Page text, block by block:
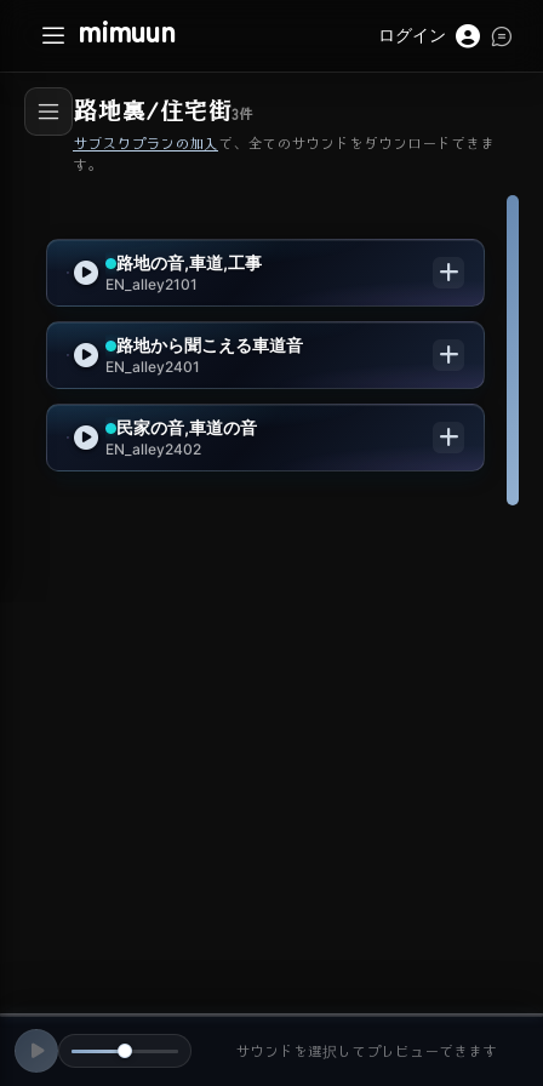
路地裏/住宅街3件
サブスクプランの加入 で、全てのサウンドをダウンロードできま
す。
路地の音,車道,工事
EN_alley2101
路地から聞こえる車道音
EN_alley2401
民家の音,車道の音
EN_alley2402
サウンドを選択してプレビューできます
mimuun ログイン